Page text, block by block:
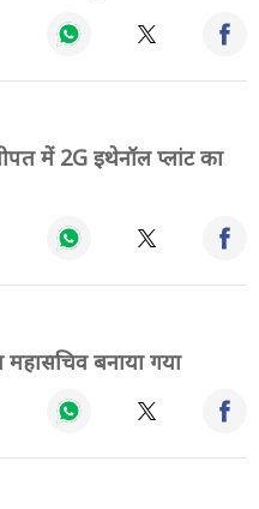
में 2G इथेनॉल प्लांट का
महासचिव बनाया गया